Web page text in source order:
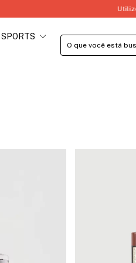
Utilize o Cupom PRIMEIRACOMPRA e
SPORTS